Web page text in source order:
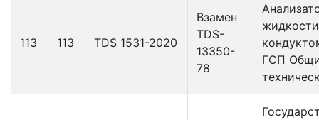
113 113 TDS 1531-2020
Взамен
TDS-
13350-
78
жидкости
ГСП